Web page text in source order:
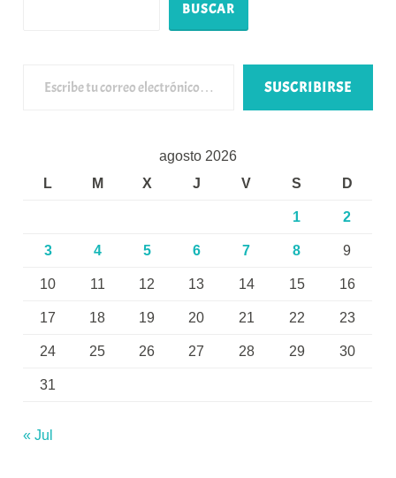
BUSCAR
SUSCRIBIRSE
agosto 2026
L
M X J V S D
1 2
3 4 5 6 7 8 9
10 11 12 13 14 15 16
17 18 19 20 21 22 23
24 25 26 27 28 29 30
31
« Jul